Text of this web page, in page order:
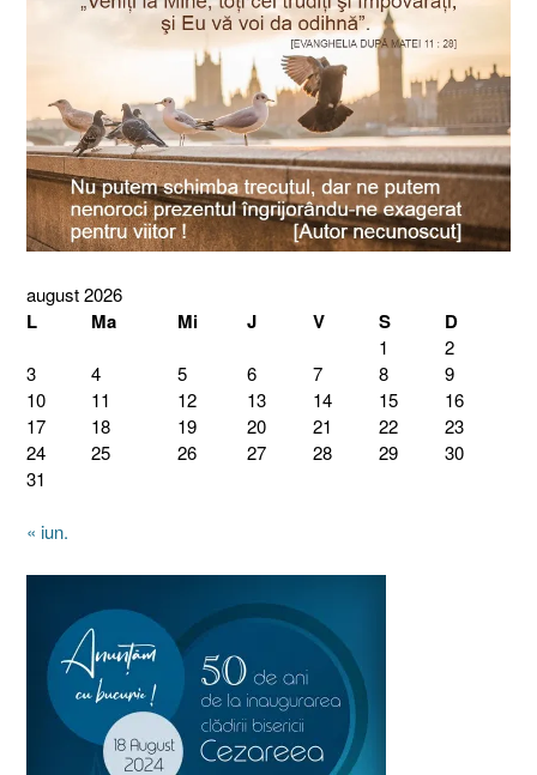
august 2026
L Ma Mi J V S D
1
2
3
4 5 6 7 8
9
10
11 12 13 14 15
16
17
18 19 20 21 22
23
24
25 26 27 28 29
30
31
« iun.